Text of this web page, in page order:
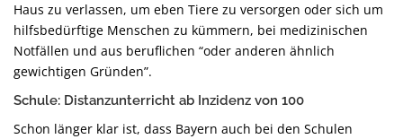
Haus zu verlassen, um eben Tiere zu versorgen oder sich um
hilfsbedürftige Menschen zu kümmern, bei medizinischen
Notfällen und aus beruflichen “oder anderen ähnlich
gewichtigen Gründen”.
Schule: Distanzunterricht ab Inzidenz von 100
Schon länger klar ist, dass Bayern auch bei den Schulen